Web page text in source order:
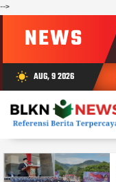
-->
NEWS
wb_sunny AUG, 9 2026